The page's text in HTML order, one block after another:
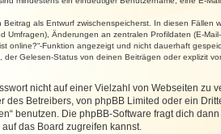
als Entwurf zwischenspeicherst. In diesen Fällen
Änderungen an zentralen Profildaten (E-
online?“-Funktion angezeigt und nicht dauerhaft
Gelesen-Status von deinen Beiträgen oder explizit
nicht auf einer Vielzahl von Webseiten zu
Betreibers, von phpBB Limited oder ein
benutzen. Die phpBB-Software fragt dich
das Board zugreifen kannst.